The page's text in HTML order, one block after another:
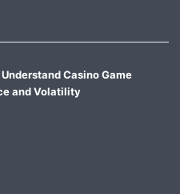
Casino Game
and Volatility